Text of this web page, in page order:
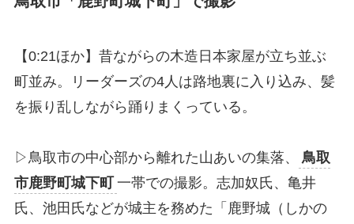
【0:21ほか】昔ながらの木造日本家屋が立ち並ぶ
町並み。リーダーズの4人は路地裏に入り込み、髪
を振り乱しながら踊りまくっている。
▷鳥取市の中心部から離れた山あいの集落、
鳥取
市鹿野町城下町 一帯での撮影。志加奴氏、亀井
氏、池田氏などが城主を務めた「鹿野城（しかの